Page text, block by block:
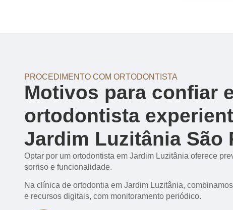
PROCEDIMENTO COM ORTODONTISTA
Motivos para confiar
ortodontista
Jardim Luzitânia São
Optar por um ortodontista em Jardim Luzitânia oferece
sorriso e funcionalidade.
Na clínica de ortodontia em Jardim Luzitânia,
e recursos digitais, com monitoramento periódico.